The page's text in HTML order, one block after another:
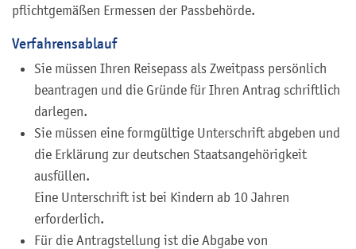
pflichtgemäßen Ermessen der Passbehörde.
Verfahrensablauf
Sie müssen Ihren Reisepass als Zweitpass persönlich
beantragen und die Gründe für Ihren Antrag schriftlich
darlegen.
Sie müssen eine formgültige Unterschrift abgeben und
die Erklärung zur deutschen Staatsangehörigkeit
ausfüllen.
Eine Unterschrift ist bei Kindern ab 10 Jahren
erforderlich.
Für die Antragstellung ist die Abgabe von